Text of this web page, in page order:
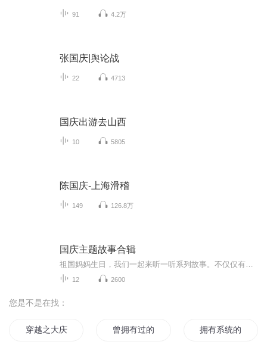
91 4.2万
张国庆|舆论战
22 4713
国庆出游去山西
10 5805
陈国庆-上海滑稽
149 126.8万
国庆主题故事合辑
12 2600
您是不是在找：
穿越之大庆帝国 曾拥有过的 拥有系统的修真者